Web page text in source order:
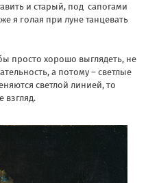
и старый, под сапогами
я голая при луне танцевать
просто хорошо выглядеть, не
а потому – светлые
светлой линией, то
взгляд.